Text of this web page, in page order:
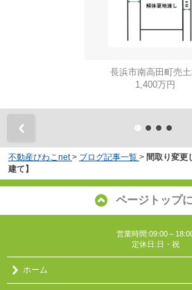
長浜市南高田町売
1,400万円
不動産びわこnet > ブログ記事一覧 > 間取り変更
建て】
ページトップ
営業時間:09:00～
定休日:日・祝
ホーム